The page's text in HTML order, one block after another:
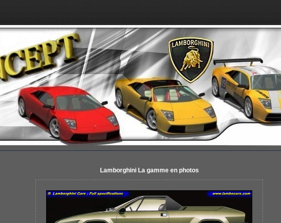
Lamborghini La gamme en photos